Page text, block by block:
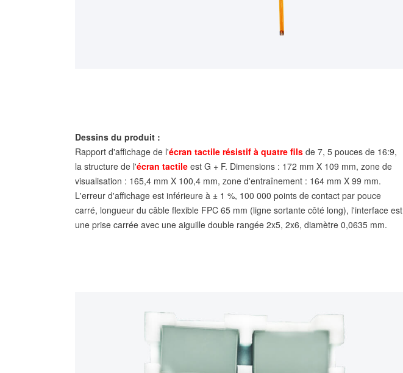
Dessins du produit :
Rapport d'affichage de l'écran tactile résistif à quatre fils de 7, 5 pouces de 16:9,
la structure de l'écran tactile est G + F. Dimensions : 172 mm X 109 mm, zone de
visualisation : 165,4 mm X 100,4 mm, zone d'entraînement : 164 mm X 99 mm.
L'erreur d'affichage est inférieure à ± 1 %, 100 000 points de contact par pouce
carré, longueur du câble flexible FPC 65 mm (ligne sortante côté long), l'interface est
une prise carrée avec une aiguille double rangée 2x5, 2x6, diamètre 0,0635 mm.